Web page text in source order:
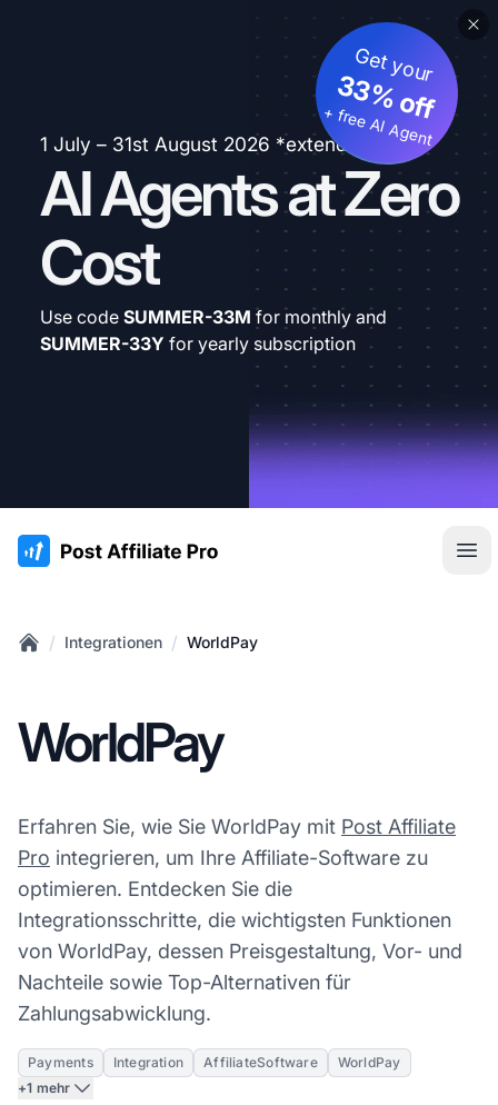
1 July – 31st August 2026 *extended
AI Agents at Zero
Cost
Get your
33% off
+ free AI Agent
Use code SUMMER-33M for monthly and
SUMMER-33Y for yearly subscription
:site.title
/ Integrationen / WorldPay
WorldPay
Erfahren Sie, wie Sie WorldPay mit Post Affiliate
Pro integrieren, um Ihre Affiliate-Software zu
optimieren. Entdecken Sie die
Integrationsschritte, die wichtigsten Funktionen
von WorldPay, dessen Preisgestaltung, Vor- und
Nachteile sowie Top-Alternativen für
Zahlungsabwicklung.
Payments Integration AffiliateSoftware
WorldPay
+1 mehr